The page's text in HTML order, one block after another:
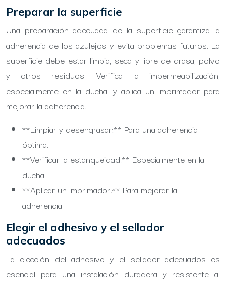
Preparar la superficie
Una preparación adecuada de la superficie garantiza la
adherencia de los azulejos y evita problemas futuros. La
superficie debe estar limpia, seca y libre de grasa, polvo
y otros residuos. Verifica la impermeabilización,
especialmente en la ducha, y aplica un imprimador para
mejorar la adherencia.
**Limpiar y desengrasar:** Para una adherencia
óptima.
**Verificar la estanqueidad:** Especialmente en la
ducha.
**Aplicar un imprimador:** Para mejorar la
adherencia.
Elegir el adhesivo y el sellador
adecuados
La elección del adhesivo y el sellador adecuados es
esencial para una instalación duradera y resistente al